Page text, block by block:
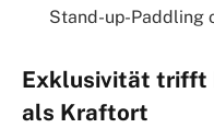
Stand-up-Paddling
Exklusivität trifft
als Kraftort